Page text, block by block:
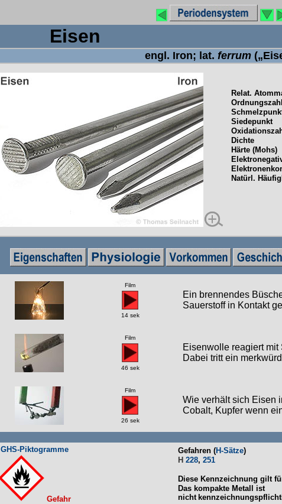
engl. Iron; lat. ferrum
Relat.
Siedepunkt
Dichte
Härte (Mohs)
Natürl.
Film
14 sek
Ein brennendes
Sauerstoff in Kontakt
Film
46 sek
Eisenwolle reagiert
Dabei tritt ein
Film
26 sek
Wie verhält sich Eisen
Cobalt, Kupfer wenn
GHS-Piktogramme
Gefahr
Gefahren (H-Sätze)
H 228, 251
Diese Kennzeichnung gilt
Das kompakte Metall ist
nicht